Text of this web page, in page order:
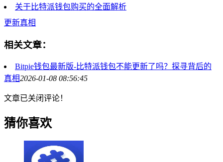
关于比特派钱包购买的全面解析
更新真相
相关文章：
Bitpie钱包最新版-比特派钱包不能更新了吗？探寻背后的
真相2026-01-08 08:56:45
文章已关闭评论！
猜你喜欢